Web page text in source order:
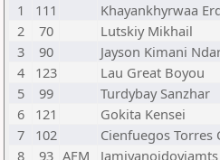
1
111 Khayankhyrwaa
2
70 Lutskiy Mikhail
3
90 Jayson Kimani
4
123 Lau Great Boyou
5
99 Turdybay Sanzhar
6
121 Gokita Kensei
7
102 Cienfuegos
8
93 AFM